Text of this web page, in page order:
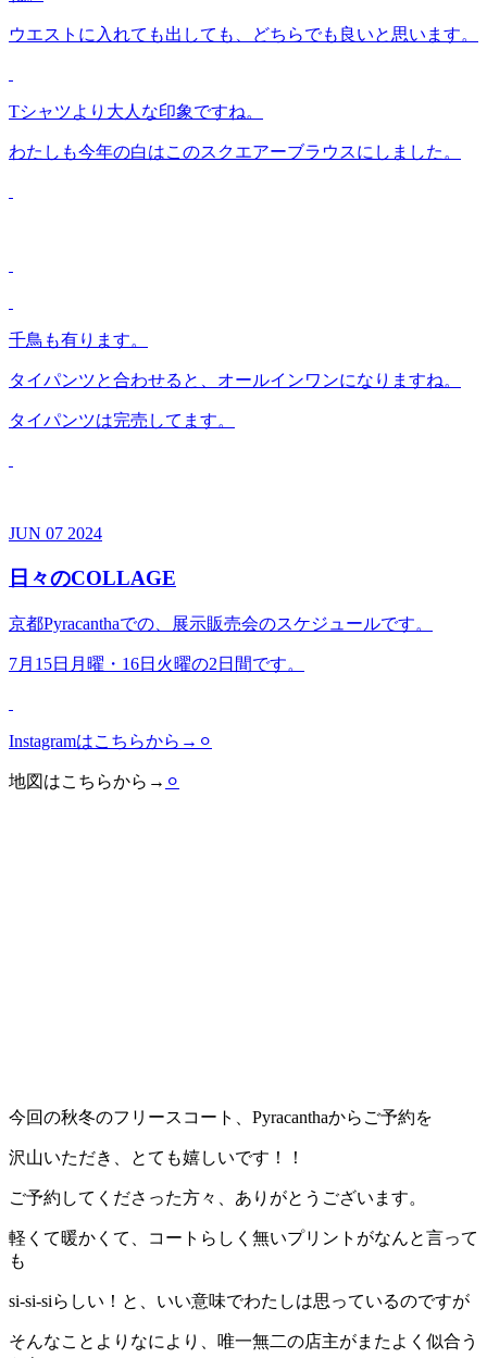
ウエストに入れても出しても、どちらでも良いと思います。
Tシャツより大人な印象ですね。
わたしも今年の白はこのスクエアーブラウスにしました。
千鳥も有ります。
タイパンツと合わせると、オールインワンになりますね。
タイパンツは完売してます。
JUN 07 2024
日々のCOLLAGE
京都Pyracanthaでの、展示販売会のスケジュールです。
7月15日月曜・16日火曜の2日間です。
Instagramはこちらから→ ⚪︎
地図はこちらから→ ⚪︎
今回の秋冬のフリースコート、Pyracanthaからご予約を
沢山いただき、とても嬉しいです！！
ご予約してくださった方々、ありがとうございます。
軽くて暖かくて、コートらしく無いプリントがなんと言って
も
si-si-siらしい！と、いい意味でわたしは思っているのですが
そんなことよりなにより、唯一無二の店主がまたよく似合う